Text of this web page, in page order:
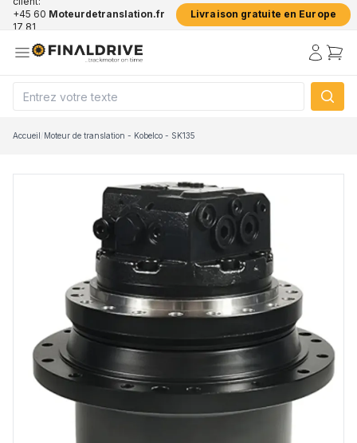
+45 60
17 81
Moteurdetranslation.fr Livraison gratuite en Europe
Accueil/Moteur de translation - Kobelco - SK135